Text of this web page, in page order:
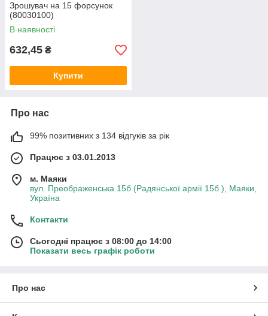
Зрошувач на 15 форсунок
(80030100)
В наявності
632,45 ₴
Купити
Про нас
99% позитивних з 134 відгуків за рік
Працює з 03.01.2013
м. Маяки
вул. Преображенська 15б (Радянської армії 15б ), Маяки,
Україна
Контакти
Сьогодні працює з 08:00 до 14:00
Показати весь графік роботи
Про нас